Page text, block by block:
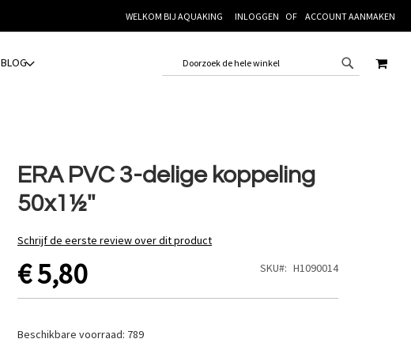
WELKOM BIJ AQUAKING INLOGGEN ACCOUNT AANMAKEN
BLOG
ERA PVC 3-delige koppeling
50x1½''
Schrijf de eerste review over dit product
€ 5,80 SKU H1090014
Beschikbare voorraad: 789